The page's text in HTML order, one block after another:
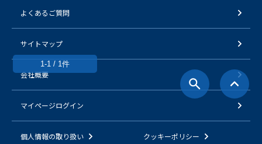
1-1 / 1件
よくあるご質問
サイトマップ
会社概要
マイページログイン
個人情報の取り扱い クッキーポリシー